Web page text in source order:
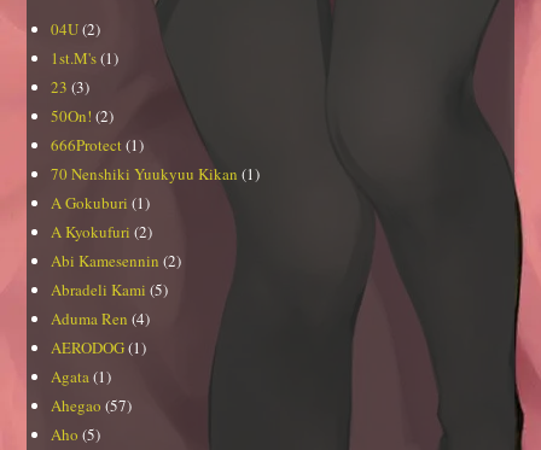
04U(2)
1st.M's(1)
23 (3)
50On! (2)
666Protect(1)
70 Nenshiki Yuukyuu Kikan (1)
A Gokuburi (1)
A Kyokufuri (2)
Abi Kamesennin (2)
Abradeli Kami (5)
Aduma Ren (4)
AERODOG(1)
Agata(1)
Ahegao (57)
Aho (5)